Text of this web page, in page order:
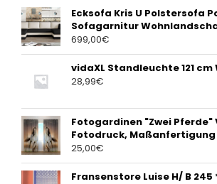
Ecksofa Kris U Polstersofa
Sofagarnitur
699,00€
vidaXL Standleuchte 121 cm
28,99€
Fotogardinen "Zwei Pferde"
Fotodruck, Maßanfertigung
25,00€
Fransenstore Luise H/ B 245